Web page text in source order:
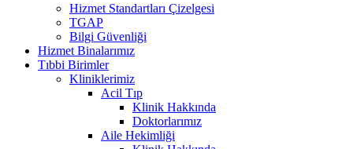
Hizmet Standartları Çizelgesi
TGAP
Bilgi Güvenliği
Hizmet Binalarımız
Tıbbi Birimler
Kliniklerimiz
Acil Tıp
Klinik Hakkında
Doktorlarımız
Aile Hekimliği